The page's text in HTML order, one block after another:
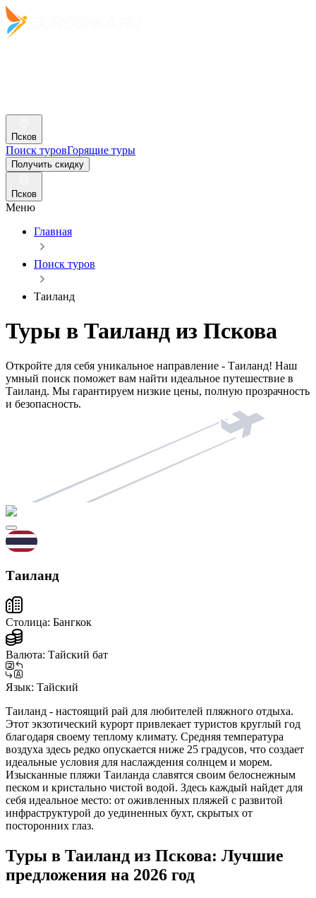
Псков
Поиск туровГорящие туры
Получить скидку
Псков
Меню
Главная
Поиск туров
Таиланд
Туры в Таиланд из Пскова
Откройте для себя уникальное направление - Таиланд! Наш
умный поиск поможет вам найти идеальное путешествие в
Таиланд. Мы гарантируем низкие цены, полную прозрачность
и безопасность.
Таиланд
Столица: Бангкок
Валюта: Тайский бат
Язык: Тайский
Таиланд - настоящий рай для любителей пляжного отдыха.
Этот экзотический курорт привлекает туристов круглый год
благодаря своему теплому климату. Средняя температура
воздуха здесь редко опускается ниже 25 градусов, что создает
идеальные условия для наслаждения солнцем и морем.
Изысканные пляжи Таиланда славятся своим белоснежным
песком и кристально чистой водой. Здесь каждый найдет для
себя идеальное место: от оживленных пляжей с развитой
инфраструктурой до уединенных бухт, скрытых от
посторонних глаз.
Туры в Таиланд из Пскова: Лучшие
предложения на 2026 год